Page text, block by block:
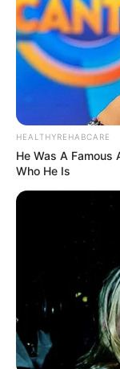
HEALTHYREHABCARE
He Was A Famous
Who He Is